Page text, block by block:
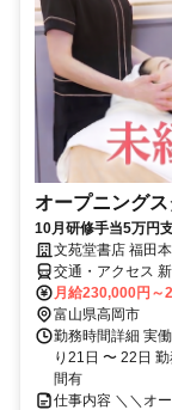
オープニング
10月研修手当5万円
文苑堂書店 福田
交通・アクセス
月給230,000円～
富山県高岡市
勤務時間詳細 実
り21日 〜 22日
間有
仕事内容 ＼＼オ